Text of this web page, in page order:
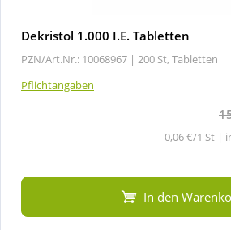
Dekristol 1.000 I.E. Tabletten
PZN/Art.Nr.: 10068967 | 200 St, Tabletten
Pflichtangaben
0,06 €/1 St |
In den